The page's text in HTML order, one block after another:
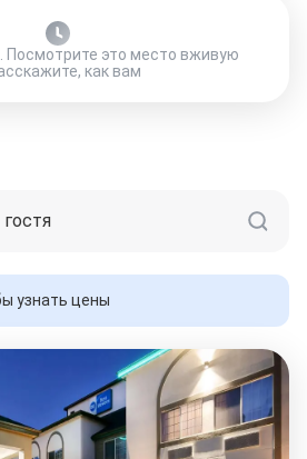
Посмотрите это место вживую
как вам
гостя
узнать цены